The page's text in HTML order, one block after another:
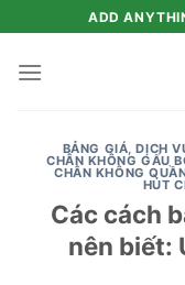
to
content
ADD
BẢNG GIÁ,DỊCH
CHÂN KHÔNG GẤU
CHÂN KHÔNG
HÚT
Các cách
nên biết: